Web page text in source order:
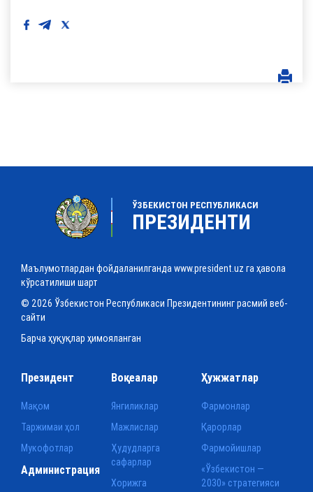
ЎЗБЕКИСТОН РЕСПУБЛИКАСИ
ПРЕЗИДЕНТИ
Маълумотлардан фойдаланилганда www.president.uz га ҳавола
кўрсатилиши шарт
© 2026 Ўзбекистон Республикаси Президентининг расмий веб-
сайти
Барча ҳуқуқлар ҳимояланган
Президент
Мақом
Таржимаи ҳол
Мукофотлар
Воқеалар
Янгиликлар
Мажлислар
Ҳудудларга
сафарлар
Хорижга
Ҳужжатлар
Фармонлар
Қарорлар
Фармойишлар
«Ўзбекистон —
2030» стратегияси
Администрация